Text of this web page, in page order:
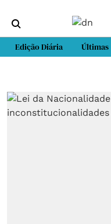
Edição Diária Últimas